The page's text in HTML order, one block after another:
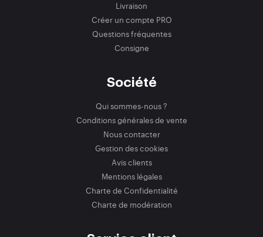
Livraison
Créer un compte PRO
Questions fréquentes
Consigne
Société
Qui sommes-nous ?
Conditions générales de vente
Nous contacter
Gestion des cookies
Avis clients
Mentions légales
Charte de Confidentialité
Charte de modération